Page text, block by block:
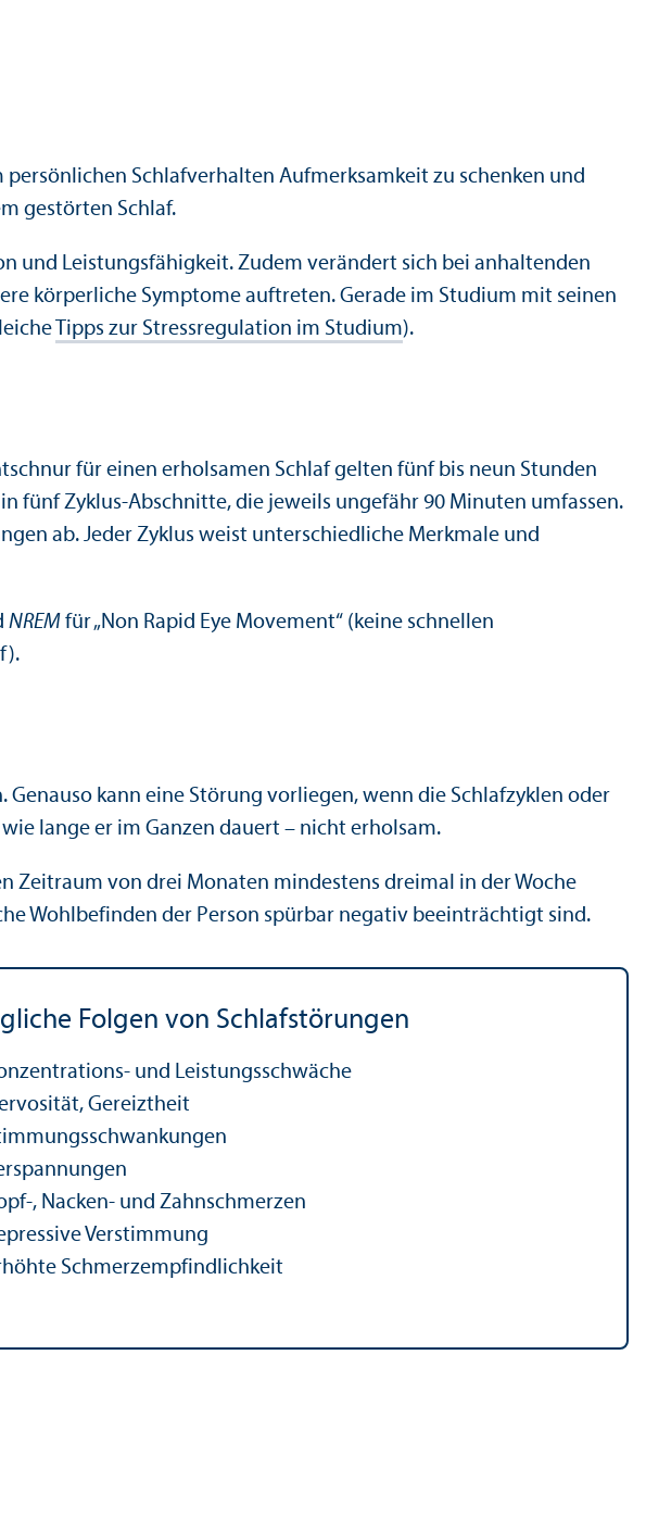
Schlaf­verhalten Aufmerksamkeit zu schenken und
gestörten Schlaf.
und Leistungs­fähigkeit. Zudem verändert sich bei anhaltenden
körperliche Symptome auftreten. Gerade im Studium mit seinen
Tipps zur Stressregulation im Studium).
für einen erholsamen Schlaf gelten fünf bis neun Stunden
fünf Zyklus-Abschnitte, die jeweils ungefähr 90 Minuten umfassen.
ab. Jeder Zyklus weist unter­schiedliche Merkmale und
NREM für „Non Rapid Eye Movement“ (keine schnellen
kann eine Störung vorliegen, wenn die Schlaf­zyklen oder
lange er im Ganzen dauert – nicht erholsam.
Zeitraum von drei Monaten mindestens dreimal in der Woche
Wohlbefinden der Person spürbar negativ beeinträchtigt sind.
Folgen von Schlafstörungen
und Leistungs­schwäche
Gereiztheit
, Nacken- und Zahnschmerzen
Verstimmung
Schmerzempfindlichkeit